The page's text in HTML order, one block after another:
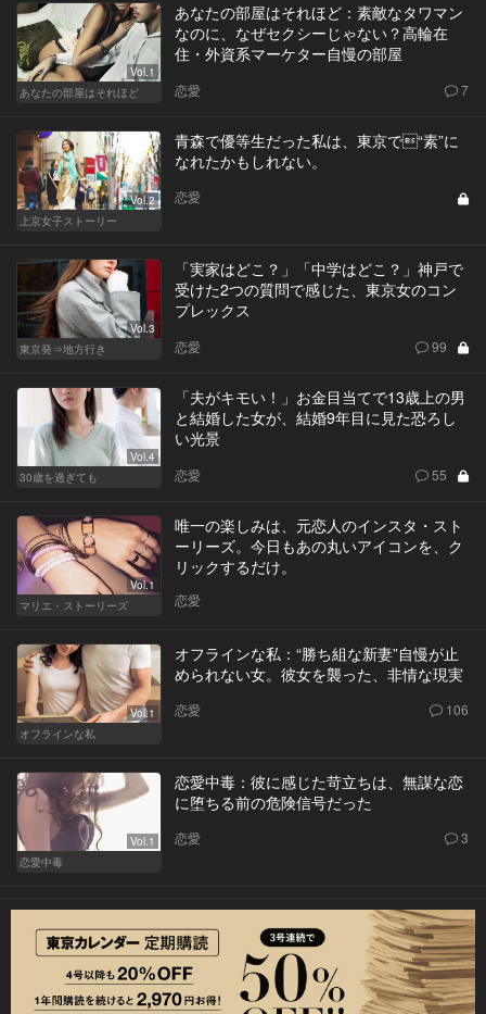
Vol.1
あなたの部屋はそれほど
あなたの部屋はそれほど：素敵なタワマン
なのに、なぜセクシーじゃない？高輪在
住・外資系マーケター自慢の部屋
恋愛 7
Vol.2
上京女子ストーリー
青森で優等生だった私は、東京で“素”に
なれたかもしれない。
恋愛
Vol.3
東京発⇒地方行き
「実家はどこ？」「中学はどこ？」神戸で
受けた2つの質問で感じた、東京女のコン
プレックス
恋愛 99
Vol.4
30歳を過ぎても
「夫がキモい！」お金目当てで13歳上の男
と結婚した女が、結婚9年目に見た恐ろし
い光景
恋愛 55
Vol.1
マリエ・ストーリーズ
唯一の楽しみは、元恋人のインスタ・スト
ーリーズ。今日もあの丸いアイコンを、ク
リックするだけ。
恋愛
Vol.1
オフラインな私
オフラインな私：“勝ち組な新妻”自慢が止
められない女。彼女を襲った、非情な現実
恋愛 106
Vol.1
恋愛中毒
恋愛中毒：彼に感じた苛立ちは、無謀な恋
に堕ちる前の危険信号だった
恋愛 3